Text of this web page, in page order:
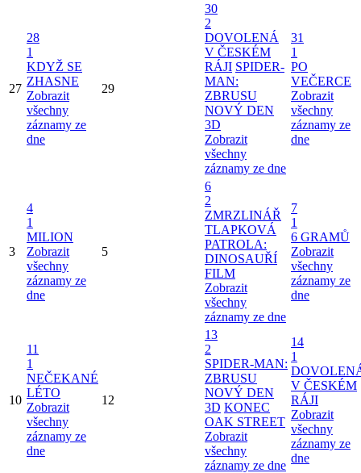
27
28
1
KDYŽ SE
ZHASNE
Zobrazit
všechny
záznamy ze
dne
29
30
2
DOVOLENÁ
V ČESKÉM
RÁJI SPIDER-
MAN:
ZBRUSU
NOVÝ DEN
3D
Zobrazit
všechny
záznamy ze dne
31
1
PO
VEČERCE
Zobrazit
všechny
záznamy ze
dne
3
4
1
MILION
Zobrazit
všechny
záznamy ze
dne
5
6
2
ZMRZLINÁŘ
TLAPKOVÁ
PATROLA:
DINOSAUŘÍ
FILM
Zobrazit
všechny
záznamy ze dne
7
1
6 GRAMŮ
Zobrazit
všechny
záznamy ze
dne
10
11
1
NEČEKANÉ
LÉTO
Zobrazit
všechny
záznamy ze
dne
12
13
2
SPIDER-MAN:
ZBRUSU
NOVÝ DEN
3D KONEC
OAK STREET
Zobrazit
všechny
záznamy ze dne
14
1
V ČESKÉM
RÁJI
Zobrazit
všechny
záznamy ze
dne